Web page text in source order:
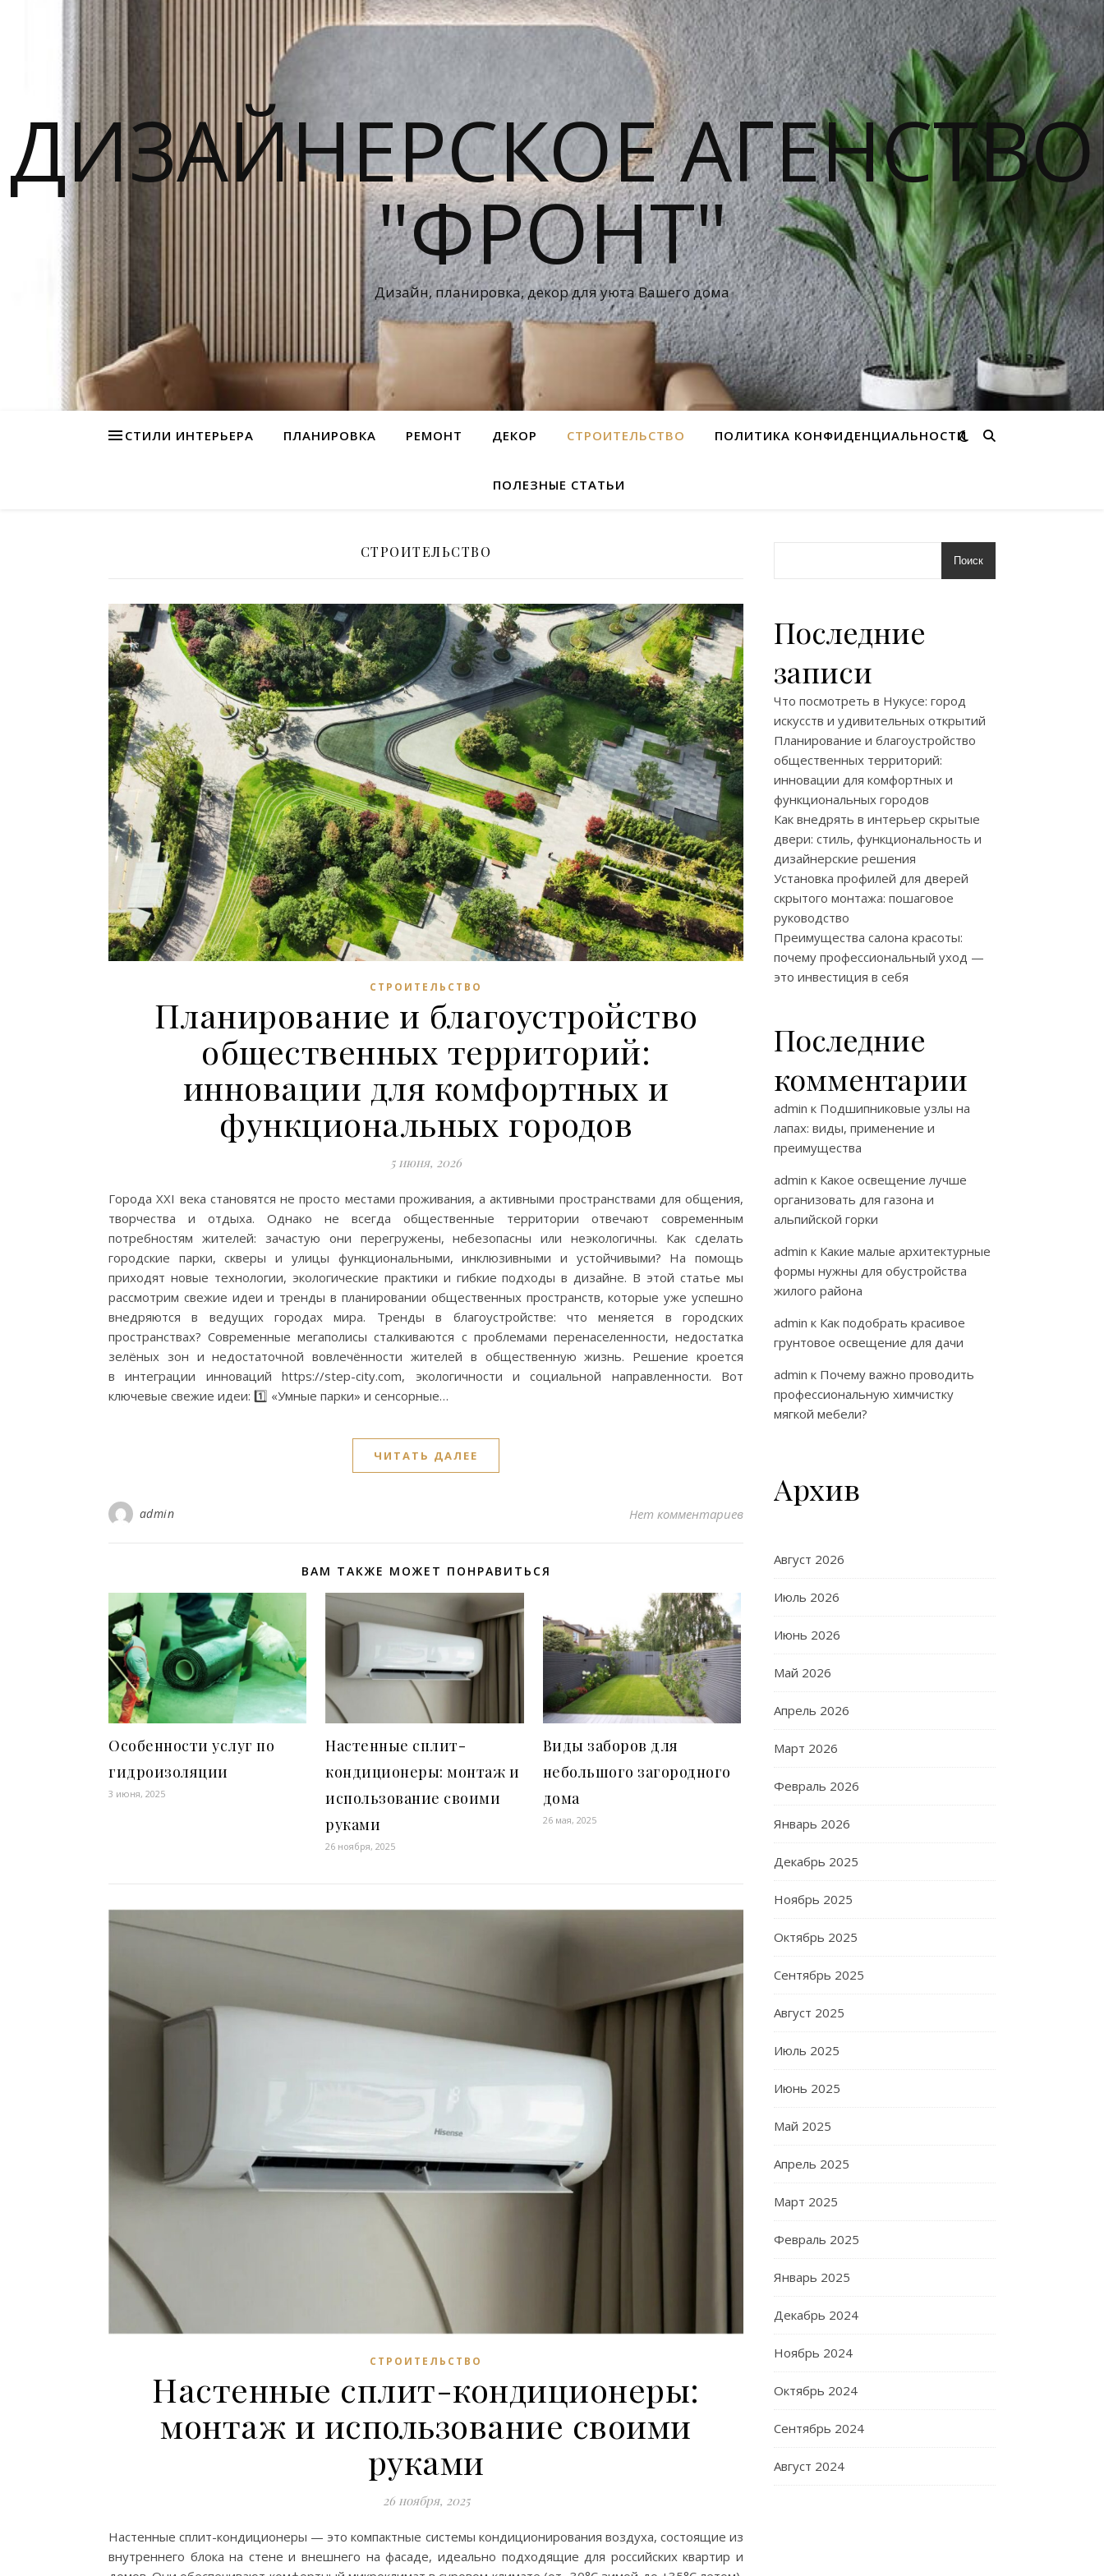
ДИЗАЙНЕРСКОЕ АГЕНСТВО
"ФРОНТ"
Дизайн, планировка, декор для уюта Вашего дома
СТИЛИ ИНТЕРЬЕРА ПЛАНИРОВКА РЕМОНТ ДЕКОР СТРОИТЕЛЬСТВО ПОЛИТИКА КОНФИДЕНЦИАЛЬНОСТИ
ПОЛЕЗНЫЕ СТАТЬИ
СТРОИТЕЛЬСТВО
СТРОИТЕЛЬСТВО
Планирование и благоустройство
общественных территорий:
инновации для комфортных и
функциональных городов
5 июня, 2026
Города XXI века становятся не просто местами проживания, а активными пространствами для общения,
творчества и отдыха. Однако не всегда общественные территории отвечают современным
потребностям жителей: зачастую они перегружены, небезопасны или неэкологичны. Как сделать
городские парки, скверы и улицы функциональными, инклюзивными и устойчивыми? На помощь
приходят новые технологии, экологические практики и гибкие подходы в дизайне. В этой статье мы
рассмотрим свежие идеи и тренды в планировании общественных пространств, которые уже успешно
внедряются в ведущих городах мира. Тренды в благоустройстве: что меняется в городских
пространствах? Современные мегаполисы сталкиваются с проблемами перенаселенности, недостатка
зелёных зон и недостаточной вовлечённости жителей в общественную жизнь. Решение кроется
в интеграции инноваций https://step-city.com, экологичности и социальной направленности. Вот
ключевые свежие идеи: 1️⃣ «Умные парки» и сенсорные…
ЧИТАТЬ ДАЛЕЕ
admin Нет комментариев
ВАМ ТАКЖЕ МОЖЕТ ПОНРАВИТЬСЯ
Особенности услуг по
гидроизоляции
3 июня, 2025
Настенные сплит-
кондиционеры: монтаж и
использование своими
руками
26 ноября, 2025
Виды заборов для
небольшого загородного
дома
26 мая, 2025
СТРОИТЕЛЬСТВО
Настенные сплит-кондиционеры:
монтаж и использование своими
руками
26 ноября, 2025
Настенные сплит-кондиционеры — это компактные системы кондиционирования воздуха, состоящие из
внутреннего блока на стене и внешнего на фасаде, идеально подходящие для российских квартир и
Поиск
Последние
записи
Что посмотреть в Нукусе: город
искусств и удивительных открытий
Планирование и благоустройство
общественных территорий:
инновации для комфортных и
функциональных городов
Как внедрять в интерьер скрытые
двери: стиль, функциональность и
дизайнерские решения
Установка профилей для дверей
скрытого монтажа: пошаговое
руководство
Преимущества салона красоты:
почему профессиональный уход —
это инвестиция в себя
Последние
комментарии
admin к Подшипниковые узлы на
лапах: виды, применение и
преимущества
admin к Какое освещение лучше
организовать для газона и
альпийской горки
admin к Какие малые архитектурные
формы нужны для обустройства
жилого района
admin к Как подобрать красивое
грунтовое освещение для дачи
admin к Почему важно проводить
профессиональную химчистку
мягкой мебели?
Архив
Август 2026
Июль 2026
Июнь 2026
Май 2026
Апрель 2026
Март 2026
Февраль 2026
Январь 2026
Декабрь 2025
Ноябрь 2025
Октябрь 2025
Сентябрь 2025
Август 2025
Июль 2025
Июнь 2025
Май 2025
Апрель 2025
Март 2025
Февраль 2025
Январь 2025
Декабрь 2024
Ноябрь 2024
Октябрь 2024
Сентябрь 2024
Август 2024